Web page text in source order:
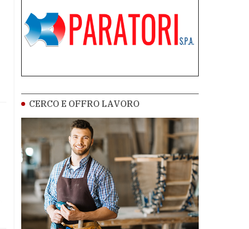
CERCO E OFFRO LAVORO